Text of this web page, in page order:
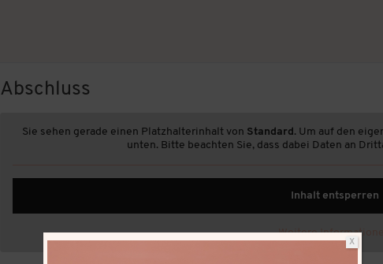
Abschluss
Sie sehen gerade einen Platzhalterinhalt von Standard. Um auf den
unten. Bitte beachten Sie, dass dabei Daten an
Inhalt entsperren
Weitere
Vertrag widerrufen
X